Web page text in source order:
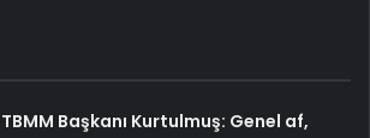
TBMM Başkanı Kurtulmuş: Genel af,